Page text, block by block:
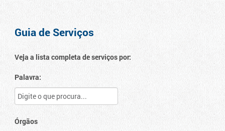
Guia de Serviços
Veja a lista completa de serviços por:
Palavra:
Órgãos